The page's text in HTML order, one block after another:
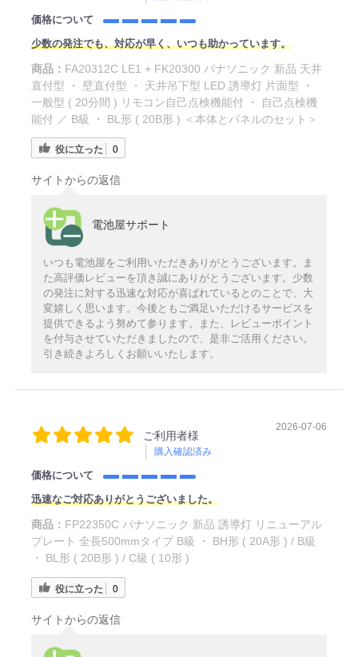
価格について
少数の発注でも、対応が早く、いつも助かっています。
商品： FA20312C LE1 + FK20300 パナソニック 新品 天井
直付型 ・ 壁直付型 ・ 天井吊下型 LED 誘導灯 片面型 ・
一般型 ( 20分間 ) リモコン自己点検機能付 ・ 自己点検機
能付 ／ B級 ・ BL形 ( 20B形 ) ＜本体とパネルのセット＞
役に立った 0
サイトからの返信
電池屋サポート
いつも電池屋をご利用いただきありがとうございます。ま
た高評価レビューを頂き誠にありがとうございます。少数
の発注に対する迅速な対応が喜ばれているとのことで、大
変嬉しく思います。今後ともご満足いただけるサービスを
提供できるよう努めて参ります。また、レビューポイント
を付与させていただきましたので、是非ご活用ください。
引き続きよろしくお願いいたします。
ご利用者様
購入確認済み
2026-07-06
価格について
迅速なご対応ありがとうございました。
商品： FP22350C パナソニック 新品 誘導灯 リニューアル
プレート 全長500mmタイプ B級 ・ BH形 ( 20A形 ) / B級
・ BL形 ( 20B形 ) / C級 ( 10形 )
役に立った 0
サイトからの返信